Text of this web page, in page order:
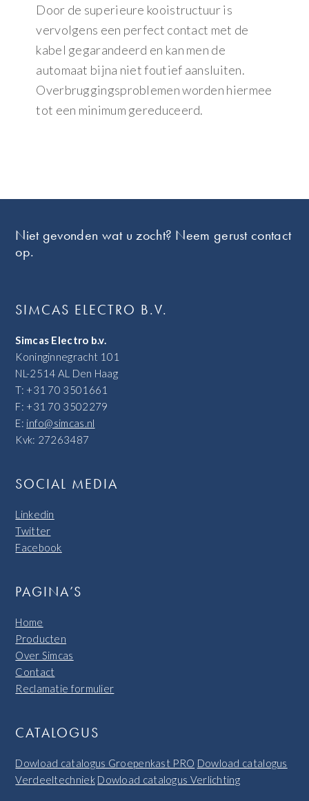
Door de superieure kooistructuur is
vervolgens een perfect contact met de
kabel gegarandeerd en kan men de
automaat bijna niet foutief aansluiten.
Overbruggingsproblemen worden hiermee
tot een minimum gereduceerd.
Niet gevonden wat u zocht? Neem gerust contact
op.
SIMCAS ELECTRO B.V.
Simcas Electro b.v.
Koninginnegracht 101
NL-2514 AL Den Haag
T: +31 70 3501661
F: +31 70 3502279
E: info@simcas.nl
Kvk: 27263487
SOCIAL MEDIA
Linkedin
Twitter
Facebook
PAGINA’S
Home
Producten
Over Simcas
Contact
Reclamatie formulier
CATALOGUS
Dowload catalogus Groepenkast PRO Dowload catalogus
Verdeeltechniek Dowload catalogus Verlichting